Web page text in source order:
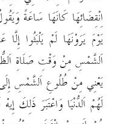
اِنْقِضَائِهَا كَانَهَا سَاعَةً
يَوْمَ يَرَوْنَهَا لَمْ يَلْبَثُوا
اَلشَّمْسِ مِنْ وَقْتِ صَلَاةِ
يَعْنِي مِنْ طُلُوعِ اَلشَّمْسِ
لَهُمْ اَلدُّنْيَا وَاعْتَبَرَ ذَلِكَ